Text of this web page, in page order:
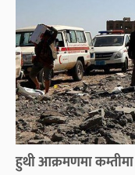
हुथी आक्रमणमा